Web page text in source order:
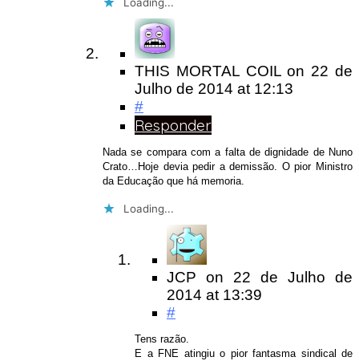
THIS MORTAL COILon 22 de
Julho de 2014 at 12:13
#
Responder
Nada se compara com a falta de dignidade de Nuno
Crato…Hoje devia pedir a demissão. O pior Ministro
da Educação que há memoria.
Loading...
JCP on 22 de Julho de
2014 at 13:39
#
Tens razão.
E a FNE atingiu o pior fantasma sindical de